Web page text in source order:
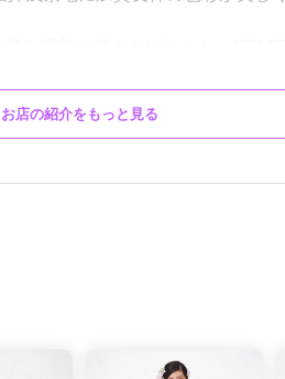
(さんこう)使用
西陣袋帯 1,200,000円＋税
豪華な柄行き。
かな赤。
お店の紹介をもっと見る